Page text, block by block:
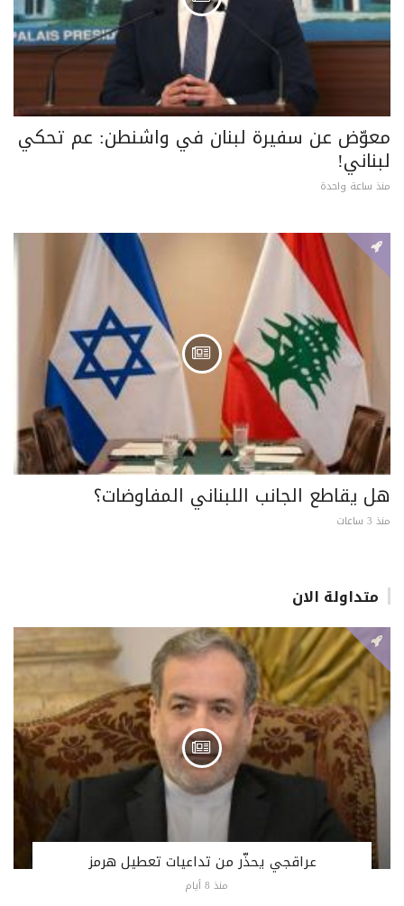
معوّض عن سفيرة لبنان في واشنطن: عم تحكي
لبناني!
منذ ساعة واحدة
هل يقاطع الجانب اللبناني المفاوضات؟
منذ 3 ساعات
متداولة الان
عراقجي يحذّر من تداعيات تعطيل هرمز
منذ 8 أيام